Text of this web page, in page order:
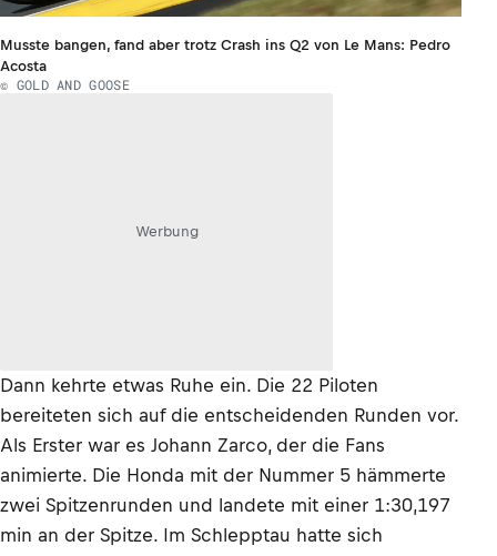
Musste bangen, fand aber trotz Crash ins Q2 von Le Mans: Pedro
Acosta
© GOLD AND GOOSE
Werbung
Dann kehrte etwas Ruhe ein. Die 22 Piloten
bereiteten sich auf die entscheidenden Runden vor.
Als Erster war es Johann Zarco, der die Fans
animierte. Die Honda mit der Nummer 5 hämmerte
zwei Spitzenrunden und landete mit einer 1:30,197
min an der Spitze. Im Schlepptau hatte sich